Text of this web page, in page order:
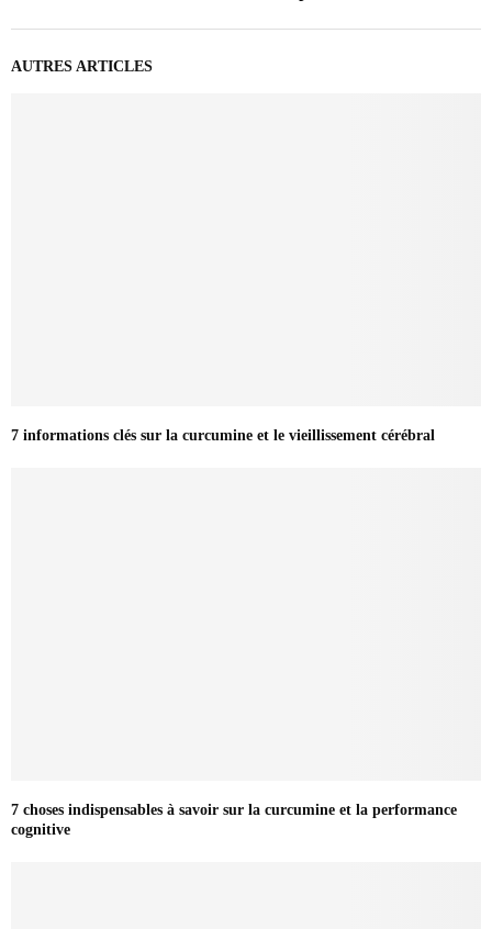
AUTRES ARTICLES
7 informations clés sur la curcumine et le vieillissement cérébral
7 choses indispensables à savoir sur la curcumine et la performance
cognitive